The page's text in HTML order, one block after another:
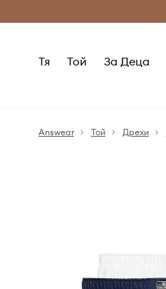
Тя Той За Деца
Answear Той Дрехи